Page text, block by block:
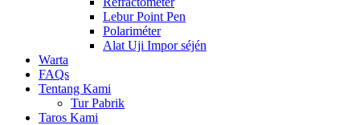
Lebur Point Pen
Polariméter
Alat Uji Impor séjén
Warta
FAQs
Tentang Kami
Tur Pabrik
Taros Kami